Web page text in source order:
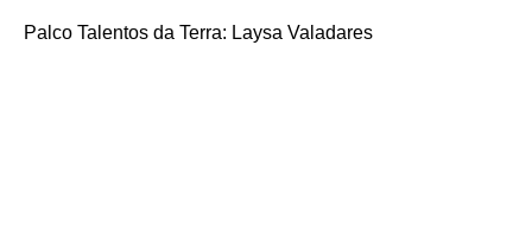
Palco Talentos da Terra: Laysa Valadares